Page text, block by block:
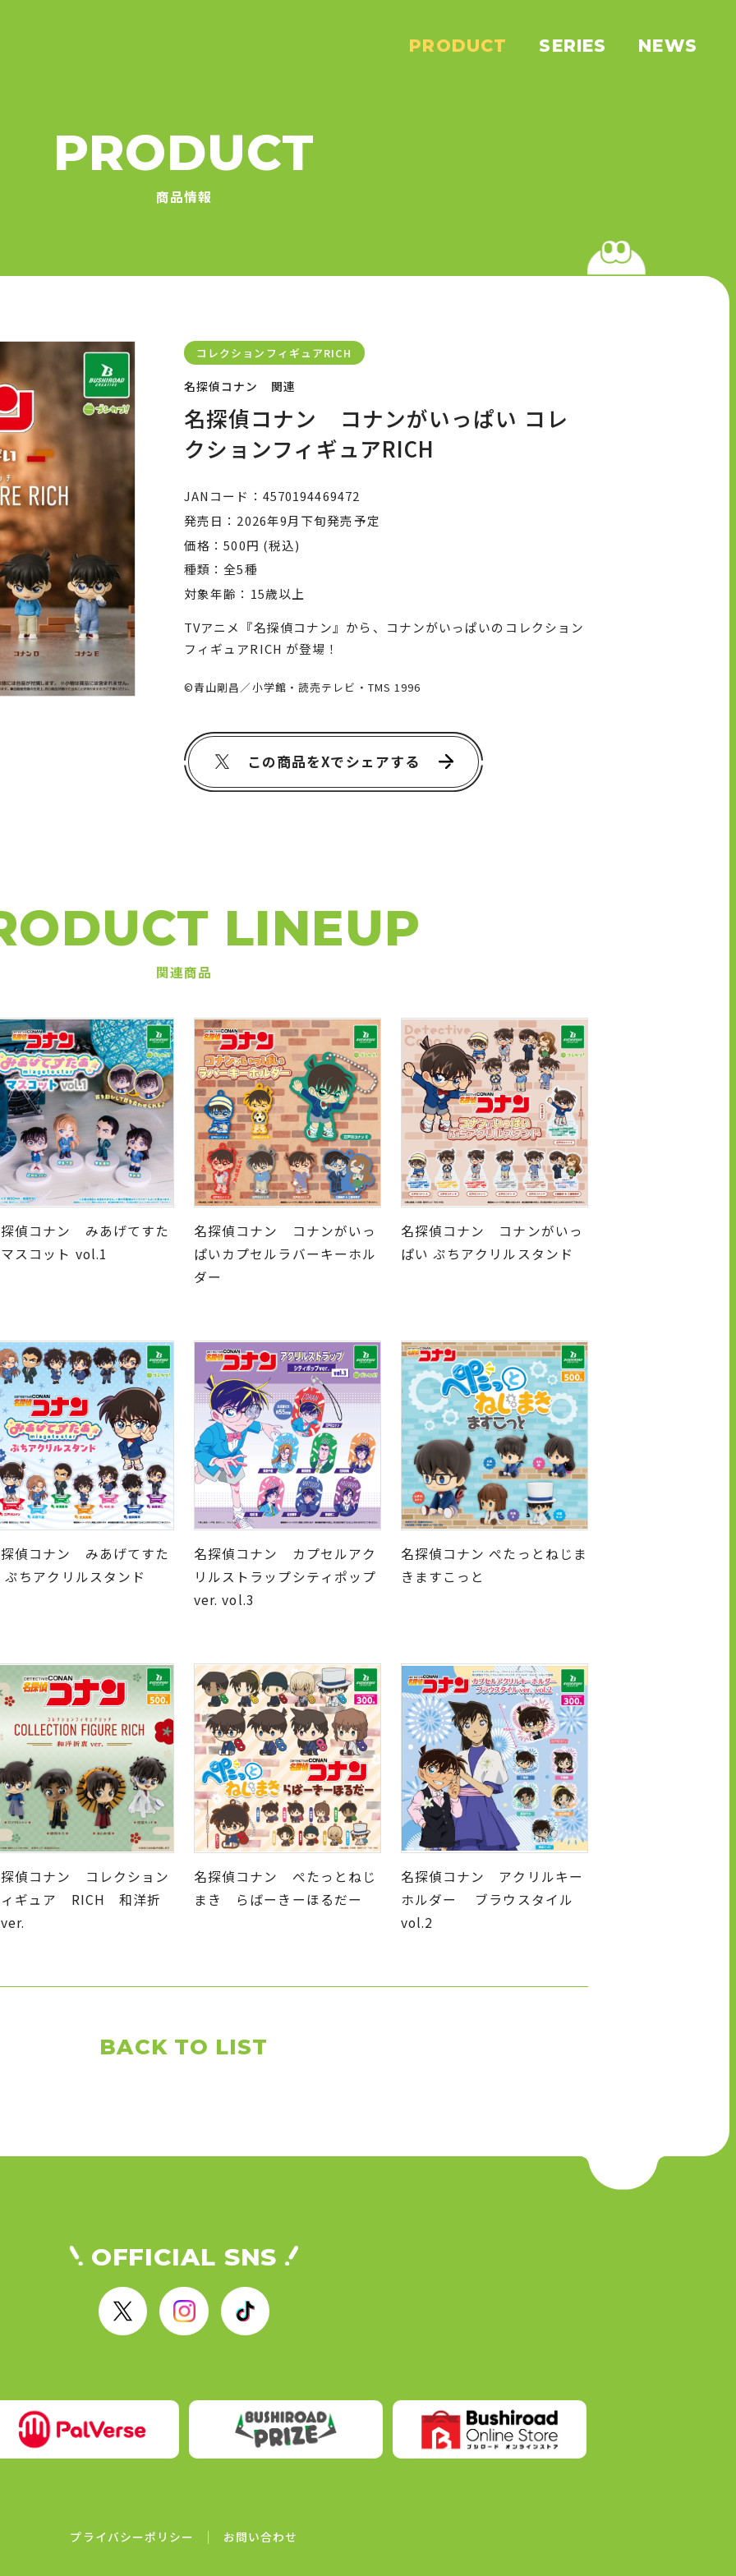
PRODUCT SERIES NEWS
PRODUCT
商品情報
コレクションフィギュアRICH
名探偵コナン 関連
名探偵コナン コナンがいっぱい コレ
クションフィギュアRICH
JANコード
4570194469472
発売日
2026年9月下旬発売予定
価格
500円 (税込)
種類
全5種
対象年齢
15歳以上
TVアニメ『名探偵コナン』から、コナンがいっぱいのコレクション
フィギュアRICH が登場！
©青山剛昌／小学館・読売テレビ・TMS 1996
この商品をXでシェアする
LINEUP
関連商品
偵コナン みあげてすた
スコット vol.1
名探偵コナン コナンがいっ
ぱいカプセルラバーキーホル
ダー
名探偵コナン コナンがいっ
ぱい ぷちアクリルスタンド
偵コナン みあげてすた
ぷちアクリルスタンド
名探偵コナン カプセルアク
リルストラップシティポップ
ver. vol.3
名探偵コナン ぺたっとねじま
きますこっと
偵コナン コレクション
ギュア RICH 和洋折
名探偵コナン ぺたっとねじ
まき らばーきーほるだー
名探偵コナン アクリルキー
ホルダー ブラウスタイル
vol.2
BACK TO LIST
OFFICIAL SNS
X
I
r
o
k
プライバシーポリシー お問い合わせ